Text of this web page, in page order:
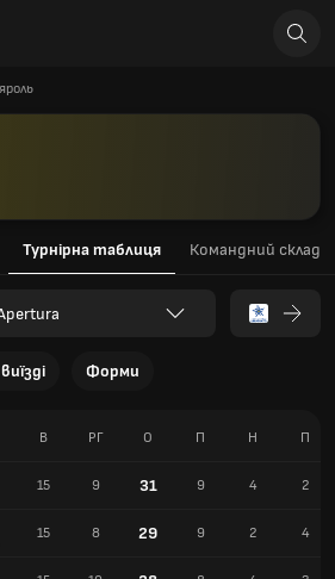
Турнірна таблиця Командний склад
Форми
В РГ О П Н П
15 9 31 9 4 2
15 8 29 9 2 4